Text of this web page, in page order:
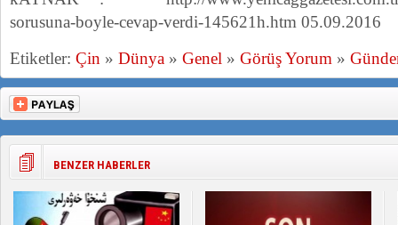
sorusuna-boyle-cevap-verdi-145621h.htm 05.09.2016
Etiketler: Çin » Dünya » Genel » Görüş Yorum »
BENZER HABERLER